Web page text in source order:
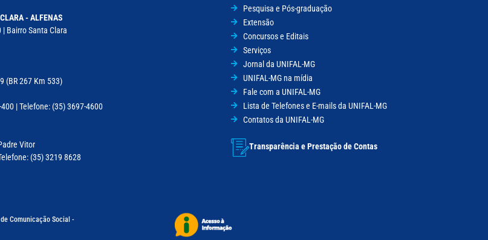
- ALFENAS
Bairro Santa Clara
(BR 267 Km 533)
| Telefone: (35) 3697-4600
Vitor
(35) 3219 8628
Pesquisa e Pós-graduação
Extensão
Concursos e Editais
Serviços
Jornal da UNIFAL-MG
UNIFAL-MG na mídia
Fale com a UNIFAL-MG
Lista de Telefones e E-mails da UNIFAL-MG
Contatos da UNIFAL-MG
Transparência e Prestação de Contas
Comunicação Social -